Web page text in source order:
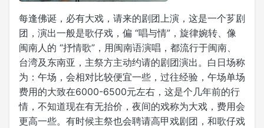
每逢佛诞，必有大戏，请来的剧团上演，这是一个芗剧
团，演出一般是歌仔戏，偏 “唱与情”，旋律婉转、像
闽南人的 “抒情歌”，用闽南语演唱，都流行于闽南、
台湾及东南亚，主祭方主动约请的剧团演出。白日场称
为：午场，会相对比较便宜一些，过往经验，午场单场
费用的大致在6000-6500元左右，这是个几年前的行
情，不知道现在有无抬价，夜间的戏称为大戏，费用会
更高一些。有时候主祭也会聘请高甲戏剧团，和歌仔戏